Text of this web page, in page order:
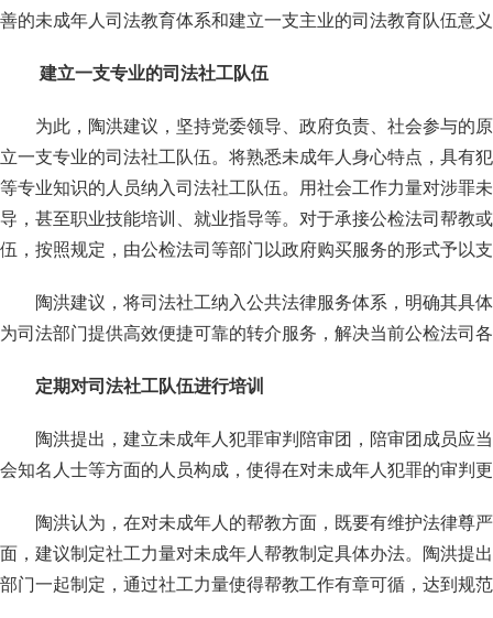
善的未成年人司法教育体系和建立一支主业的司法教育队伍意
建立一支专业的司法社工队伍
为此，陶洪建议，坚持党委领导、政府负责、社会参与的
立一支专业的司法社工队伍。将熟悉未成年人身心特点，具有
等专业知识的人员纳入司法社工队伍。用社会工作力量对涉罪
导，甚至职业技能培训、就业指导等。对于承接公检法司帮教
伍，按照规定，由公检法司等部门以政府购买服务的形式予以
陶洪建议，将司法社工纳入公共法律服务体系，明确其具
为司法部门提供高效便捷可靠的转介服务，解决当前公检法司
定期对司法社工队伍进行培训
陶洪提出，建立未成年人犯罪审判陪审团，陪审团成员应
会知名人士等方面的人员构成，使得在对未成年人犯罪的审判
陶洪认为，在对未成年人的帮教方面，既要有维护法律尊
面，建议制定社工力量对未成年人帮教制定具体办法。陶洪提
部门一起制定，通过社工力量使得帮教工作有章可循，达到规